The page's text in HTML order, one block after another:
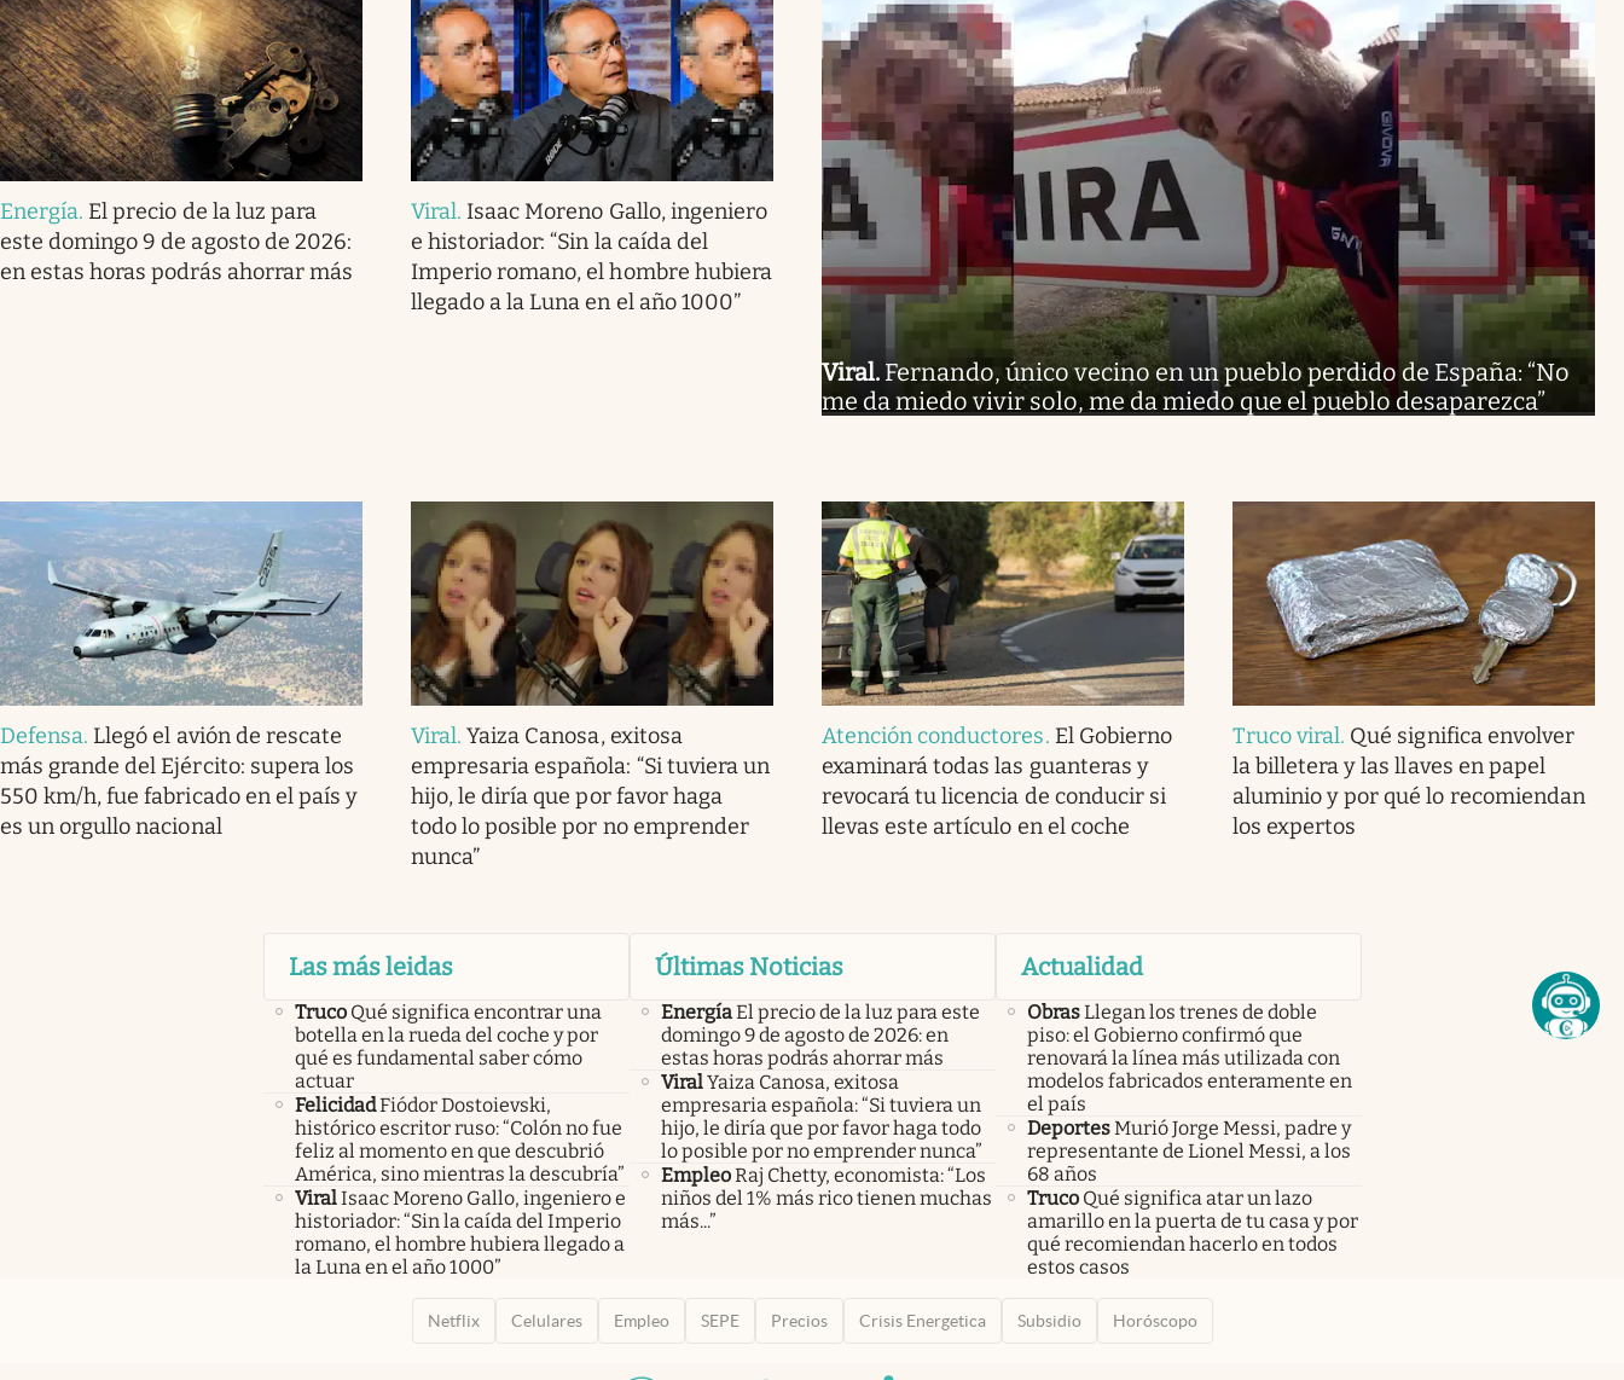
Energía. El precio de la luz para
este domingo 9 de agosto de 2026:
en estas horas podrás ahorrar más
Viral. Isaac Moreno Gallo, ingeniero
e historiador: “Sin la caída del
Imperio romano, el hombre hubiera
llegado a la Luna en el año 1000”
Viral. Fernando, único vecino en un pueblo perdido de España: “No
me da miedo vivir solo, me da miedo que el pueblo desaparezca”
Defensa. Llegó el avión de rescate
más grande del Ejército: supera los
550 km/h, fue fabricado en el país y
es un orgullo nacional
Viral.Yaiza Canosa, exitosa
empresaria española: “Si tuviera un
hijo, le diría que por favor haga
todo lo posible por no emprender
nunca”
Atención conductores. El Gobierno
examinará todas las guanteras y
revocará tu licencia de conducir si
llevas este artículo en el coche
Truco viral. Qué significa envolver
la billetera y las llaves en papel
aluminio y por qué lo recomiendan
los expertos
Las más leidas
Truco Qué significa encontrar una
botella en la rueda del coche y por
qué es fundamental saber cómo
actuar
FelicidadFiódor Dostoievski,
histórico escritor ruso: “Colón no fue
feliz al momento en que descubrió
América, sino mientras la descubría”
ViralIsaac Moreno Gallo, ingeniero e
historiador: “Sin la caída del Imperio
romano, el hombre hubiera llegado a
la Luna en el año 1000”
Últimas Noticias
EnergíaEl precio de la luz para este
domingo 9 de agosto de 2026: en
estas horas podrás ahorrar más
ViralYaiza Canosa, exitosa
empresaria española: “Si tuviera un
hijo, le diría que por favor haga todo
lo posible por no emprender nunca”
EmpleoRaj Chetty, economista: “Los
niños del 1% más rico tienen muchas
más...”
Actualidad
ObrasLlegan los trenes de doble
piso: el Gobierno confirmó que
renovará la línea más utilizada con
modelos fabricados enteramente en
el país
DeportesMurió Jorge Messi, padre y
representante de Lionel Messi, a los
68 años
Truco Qué significa atar un lazo
amarillo en la puerta de tu casa y por
qué recomiendan hacerlo en todos
estos casos
Netflix Celulares Empleo SEPE Precios Crisis Energetica Subsidio Horóscopo